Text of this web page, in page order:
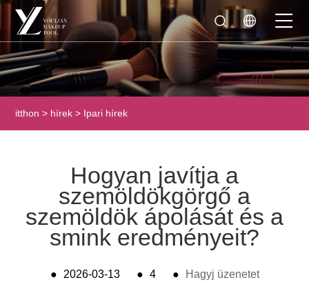
itthon > hírek > Ipari hírek
Hogyan javítja a
szemöldökgörgő a
szemöldök ápolását és a
smink eredményeit?
● 2026-03-13 ● 4 ● Hagyj üzenetet